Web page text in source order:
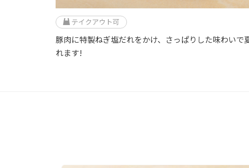
豚肉に特製ねぎ塩だれをかけ、さっぱりした味わいで
れます!
テイクアウト可